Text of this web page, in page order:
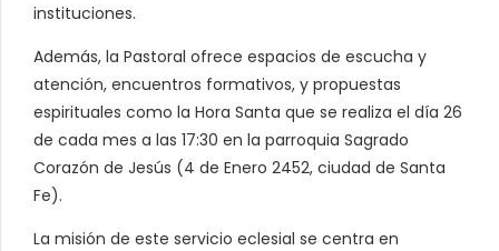
instituciones.
Además, la Pastoral ofrece espacios de escucha y
atención, encuentros formativos, y propuestas
espirituales como la Hora Santa que se realiza el día 26
de cada mes a las 17:30 en la parroquia Sagrado
Corazón de Jesús (4 de Enero 2452, ciudad de Santa
Fe).
La misión de este servicio eclesial se centra en